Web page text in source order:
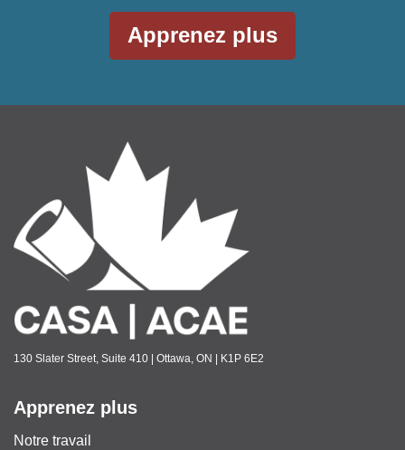
Apprenez plus
130 Slater Street, Suite 410 | Ottawa, ON | K1P 6E2
Apprenez plus
Notre travail